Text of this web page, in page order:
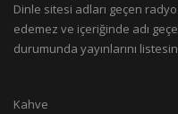
Dinle sitesi adları geçen
edemez ve içeriğinde adı
durumunda yayınlarını
Kahve